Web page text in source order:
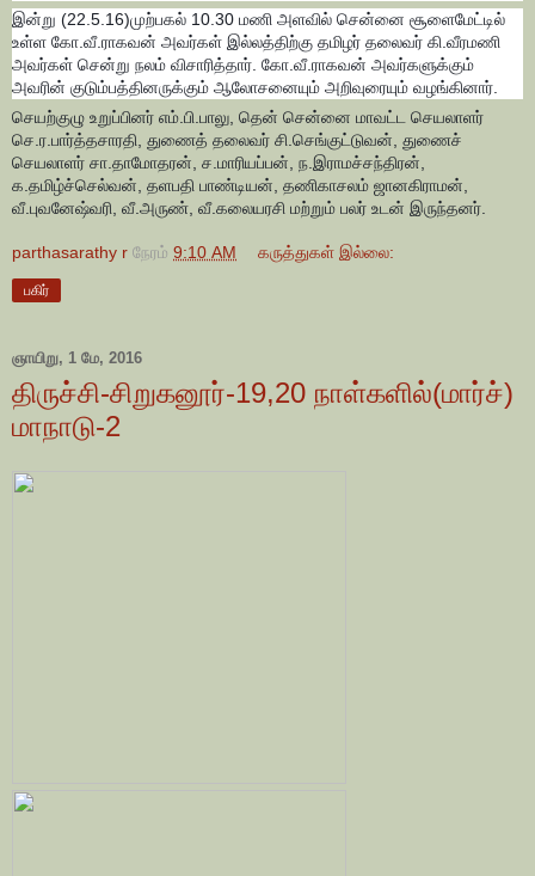
இன்று (22.5.16)முற்பகல் 10.30 மணி அளவில் சென்னை சூளைமேட்டில்
உள்ள கோ.வீ.ராகவன் அவர்கள் இல்லத்திற்கு தமிழர் தலைவர் கி.வீரமணி
அவர்கள் சென்று நலம் விசாரித்தார். கோ.வீ.ராகவன் அவர்களுக்கும்
அவரின் குடும்பத்தினருக்கும் ஆலோசனையும் அறிவுரையும் வழங்கினார்.
செயற்குழு உறுப்பினர் எம்.பி.பாலு, தென் சென்னை மாவட்ட செயலாளர்
செ.ர.பார்த்தசாரதி, துணைத் தலைவர் சி.செங்குட்டுவன், துணைச்
செயலாளர் சா.தாமோதரன், ச.மாரியப்பன், ந.இராமச்சந்திரன்,
க.தமிழ்ச்செல்வன், தளபதி பாண்டியன், தணிகாசலம் ஜானகிராமன்,
வீ.புவனேஷ்வரி, வீ.அருண், வீ.கலையரசி மற்றும் பலர் உடன் இருந்தனர்.
parthasarathy r நேரம் 9:10 AM கருத்துகள் இல்லை:
பகிர்
ஞாயிறு, 1 மே, 2016
திருச்சி-சிறுகனூர்-19,20 நாள்களில்(மார்ச்)
மாநாடு-2